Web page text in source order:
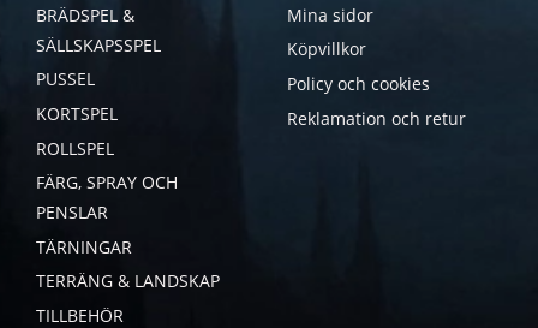
BRÄDSPEL &
SÄLLSKAPSSPEL
PUSSEL
KORTSPEL
ROLLSPEL
FÄRG, SPRAY OCH
PENSLAR
TÄRNINGAR
TERRÄNG & LANDSKAP
TILLBEHÖR
Mina sidor
Köpvillkor
Policy och cookies
Reklamation och retur